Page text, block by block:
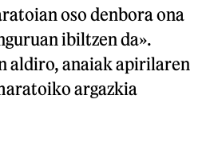
oso denbora ona
ibiltzen da».
aldiro, anaiak apirilaren
argazkia